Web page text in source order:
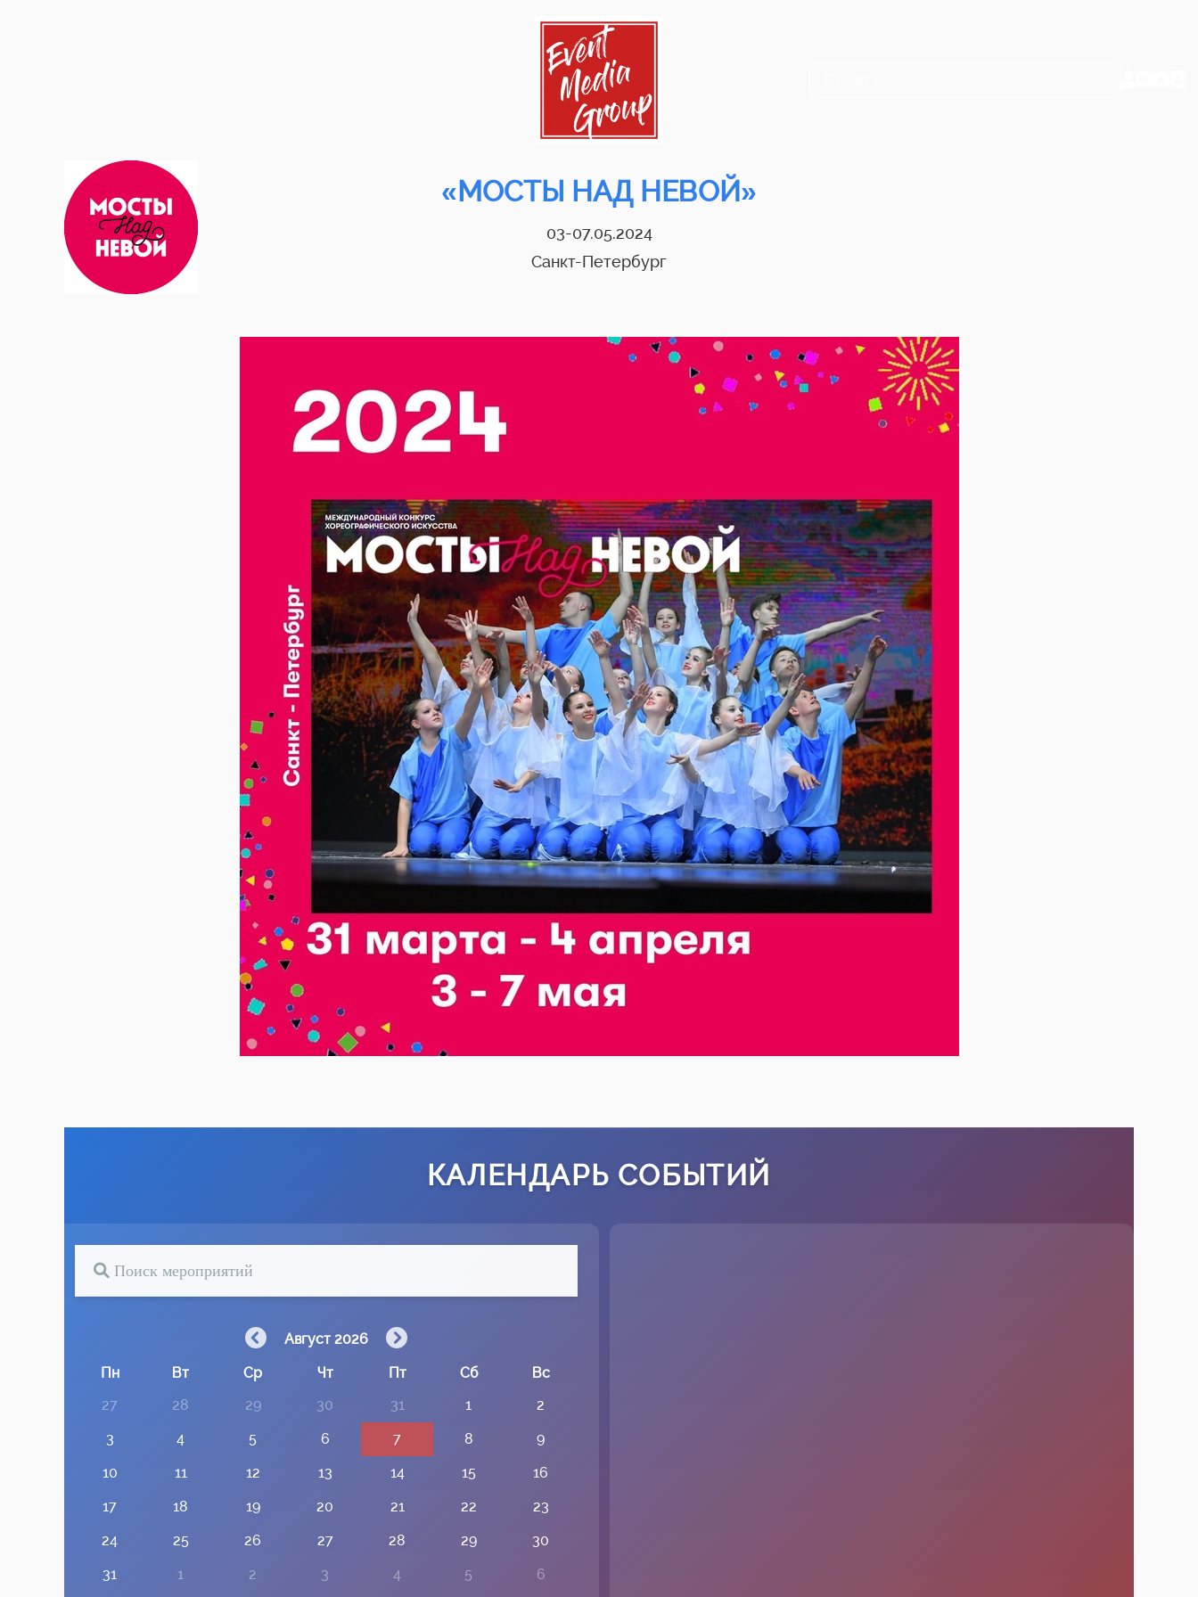
«МОСТЫ НАД НЕВОЙ»
03-07.05.2024
Санкт-Петербург
КАЛЕНДАРЬ СОБЫТИЙ
Август 2026
Пн
Вт Ср Чт Пт Сб
Вс
27
28 29 30 31 1
2
3
4 5 6 7 8
9
10
11 12 13 14 15
16
17
18 19 20 21 22
23
24
25 26 27 28 29
30
31
1 2 3 4 5 6